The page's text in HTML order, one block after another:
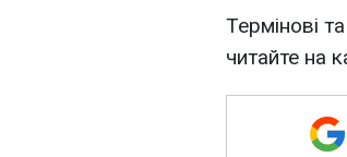
Термінові
читайте на